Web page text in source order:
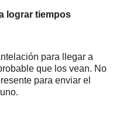
lograr tiempos
para llegar a
que los vean. No
para enviar el